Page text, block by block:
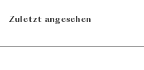
Zuletzt angesehen